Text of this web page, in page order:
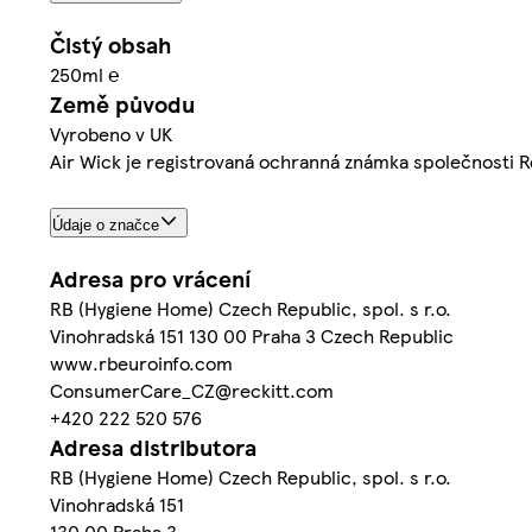
Čistý obsah
250ml ℮
Země původu
Vyrobeno v UK
Air Wick je registrovaná ochranná známka společnosti
Údaje o značce
Adresa pro vrácení
RB (Hygiene Home) Czech Republic, spol. s r.o.
Vinohradská 151 130 00 Praha 3 Czech Republic
www.rbeuroinfo.com
ConsumerCare_CZ@reckitt.com
+420 222 520 576
Adresa distributora
RB (Hygiene Home) Czech Republic, spol. s r.o.
Vinohradská 151